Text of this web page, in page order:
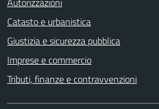
Catasto e urbanistica
Giustizia e sicurezza pubblica
Imprese e commercio
Tributi, finanze e contravvenzioni